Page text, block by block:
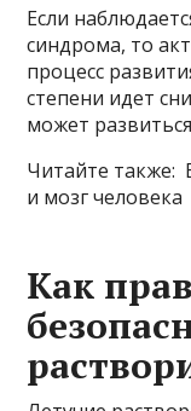
Если
синдрома, то
процесс
степени идет
может
Читайте также:
и мозг человека
Как